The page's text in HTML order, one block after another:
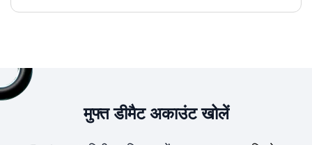
मुफ्त डीमैट अकाउंट खोलें